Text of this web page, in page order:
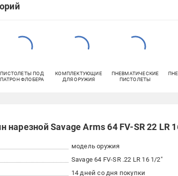
ПИСТОЛЕТЫ ПОД
ПАТРОН ФЛОБЕРА
КОМПЛЕКТУЮЩИЕ
ДЛЯ ОРУЖИЯ
ПНЕВМАТИЧЕСКИЕ
ПИСТОЛЕТЫ
нарезной Savage Arms 64 FV-SR 22 LR
модель оружия
Savage 64 FV-SR .22 LR 16 1/2"
14 дней со дня покупки